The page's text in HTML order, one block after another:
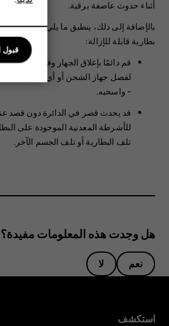
للأعمال
أثناء حدوث عاصفة برقية.
بالإضافة إلى ذلك، ينطبق ما يلي إذا كان
بطارية قابلة للإزالة:
قم دائمًا بإغلاق الجهاز وفصل جهاز
لفصل جهاز الشحن أو أي ملحق،
- واسحبه.
قد يحدث قصر في الدائرة دون قصد
للأشرطة المعدنية الموجودة على
تلف البطارية أو تلف الجسم الآخر.
هل وجدت هذه المعلومات مفيدة؟
نعم لا
استكشف
قبول